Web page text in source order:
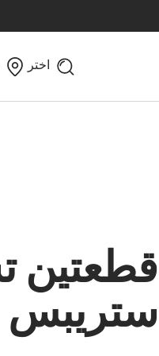
اختر
قطعتين
ستريبس